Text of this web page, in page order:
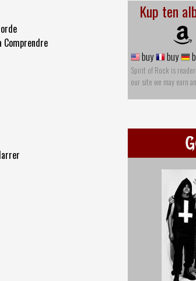
Comprendre
Kup ten
buy buy
Spirit of Rock is
our site we may earn